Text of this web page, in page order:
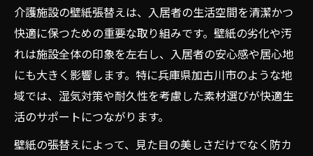
介護施設の壁紙張替えは、入居者の生活空間を清潔かつ
快適に保つための重要な取り組みです。壁紙の劣化や汚
れは施設全体の印象を左右し、入居者の安心感や居心地
にも大きく影響します。特に兵庫県加古川市のような地
域では、湿気対策や耐久性を考慮した素材選びが快適生
活のサポートにつながります。
壁紙の張替えによって、見た目の美しさだけでなく防カ